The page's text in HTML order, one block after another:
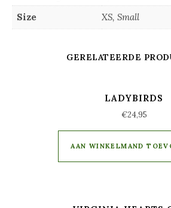
Size XS, Small
GERELATEERDE
LADYBIRDS
€24,95
AAN WINKELMAND